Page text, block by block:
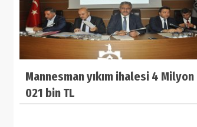
Mannesman yıkım ihalesi 4 Milyon
021 bin TL